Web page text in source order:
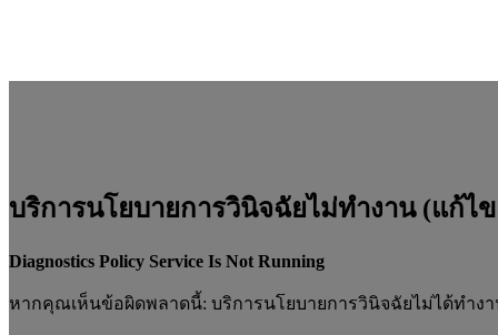
บริการนโยบายการวินิจฉัยไม่ทำงาน (แก้ไ
Diagnostics Policy Service Is Not Running
หากคุณเห็นข้อผิดพลาดนี้: บริการนโยบายการวินิจฉัยไม่ได้ทำง